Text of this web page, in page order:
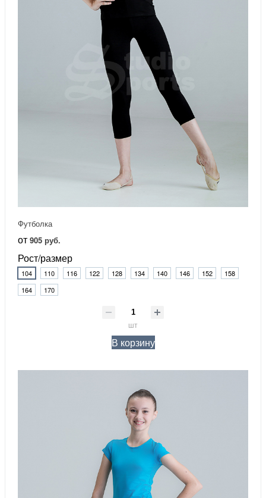
Футболка
от 905 руб.
Рост/размер
104 110 116 122 128 134 140 146 152
158
164
170
шт
В корзину